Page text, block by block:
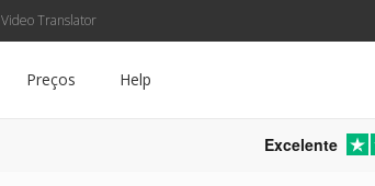
Video Translator
Preços Help
Excelente